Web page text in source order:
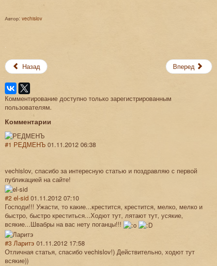
Автор: vechislov
.
Назад Вперед
Комментирование доступно только зарегистрированным
пользователям.
Комментарии
#1 РЕДМЕНЪ 01.11.2012 06:38
vechislov, спасибо за интересную статью и поздравляю с первой
публикацией на сайте!
#2 el-sid 01.11.2012 07:10
Господи!!! Ужасти, то какие...крестится, крестится, мелко, мелко и
быстро, быстро креститься...Ходют тут, лятают тут, усякие,
всякие...Швабры на вас нету поганцы!!!
#3 Ларитэ 01.11.2012 17:58
Отличная статья, спасибо vechislov!) Действительно, ходют тут
всякие))